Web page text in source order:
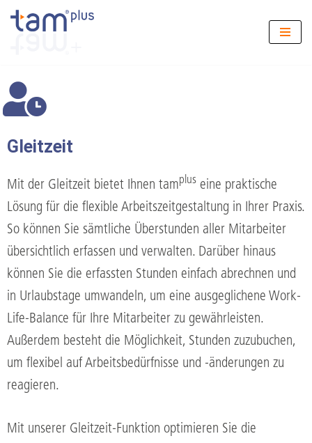
springen
Gleitzeit
Mit der Gleitzeit bietet Ihnen tamplus eine praktische
Lösung für die flexible Arbeitszeitgestaltung in Ihrer Praxis.
So können Sie sämtliche Überstunden aller Mitarbeiter
übersichtlich erfassen und verwalten. Darüber hinaus
können Sie die erfassten Stunden einfach abrechnen und
in Urlaubstage umwandeln, um eine ausgeglichene Work-
Life-Balance für Ihre Mitarbeiter zu gewährleisten.
Außerdem besteht die Möglichkeit, Stunden zuzubuchen,
um flexibel auf Arbeitsbedürfnisse und -änderungen zu
reagieren.
Mit unserer Gleitzeit-Funktion optimieren Sie die